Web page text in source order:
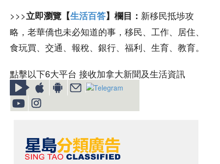
>>>立即瀏覽【生活百答】欄目： 新移民抵埗攻
略，老華僑也未必知道的事，移民、工作、居住、
食玩買、交通、報稅、銀行、福利、生育、教育。
點擊以下6大平台 接收加拿大新聞及生活資訊